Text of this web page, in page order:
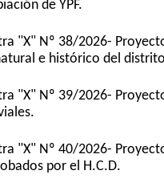
de YPF.
"X" Nº 38/2026-
e histórico del
"X" Nº 39/2026-
"X" Nº 40/2026-
por el H.C.D.